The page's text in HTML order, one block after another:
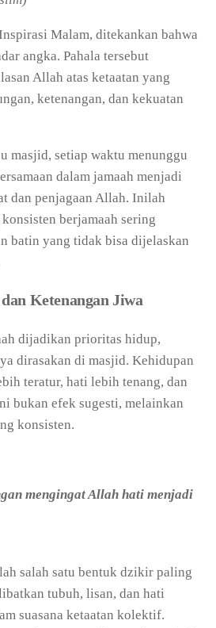
Malam, ditekankan bahwa
angka. Pahala tersebut
Allah atas ketaatan yang
ketenangan, dan kekuatan
masjid, setiap waktu menunggu
dalam jamaah menjadi
dan penjagaan Allah. Inilah
konsisten berjamaah sering
batin yang tidak bisa dijelaskan
Ketenangan Jiwa
dijadikan prioritas hidup,
dirasakan di masjid. Kehidupan
teratur, hati lebih tenang, dan
bukan efek sugesti, melainkan
konsisten.
mengingat Allah hati menjadi
salah satu bentuk dzikir paling
tubuh, lisan, dan hati
suasana ketaatan kolektif.